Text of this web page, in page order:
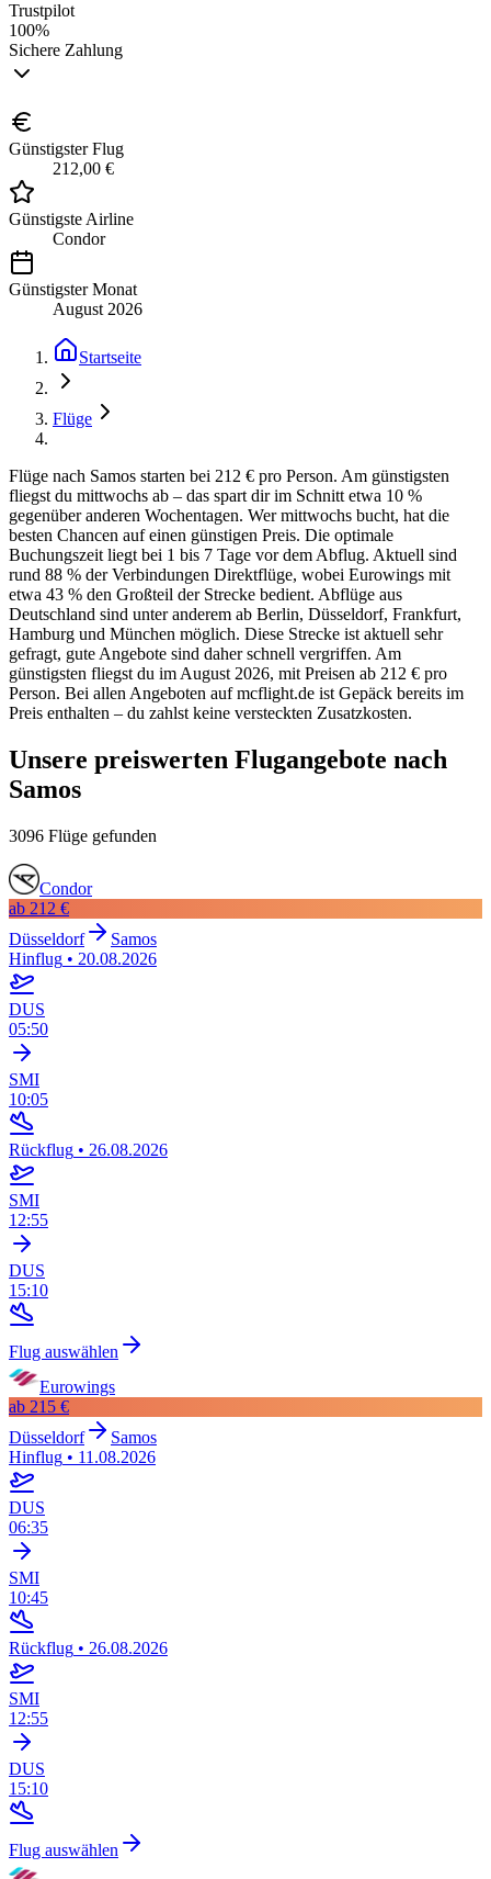
Trustpilot
100%
Sichere Zahlung
Günstigster Flug
212,00 €
Günstigste Airline
Condor
Günstigster Monat
August 2026
Startseite
Flüge
Flüge nach Samos starten bei 212 € pro Person. Am günstigsten
fliegst du mittwochs ab – das spart dir im Schnitt etwa 10 %
gegenüber anderen Wochentagen. Wer mittwochs bucht, hat die
besten Chancen auf einen günstigen Preis. Die optimale
Buchungszeit liegt bei 1 bis 7 Tage vor dem Abflug. Aktuell sind
rund 88 % der Verbindungen Direktflüge, wobei Eurowings mit
etwa 43 % den Großteil der Strecke bedient. Abflüge aus
Deutschland sind unter anderem ab Berlin, Düsseldorf, Frankfurt,
Hamburg und München möglich. Diese Strecke ist aktuell sehr
gefragt, gute Angebote sind daher schnell vergriffen. Am
günstigsten fliegst du im August 2026, mit Preisen ab 212 € pro
Person. Bei allen Angeboten auf mcflight.de ist Gepäck bereits im
Preis enthalten – du zahlst keine versteckten Zusatzkosten.
Unsere preiswerten Flugangebote nach
Samos
3096 Flüge gefunden
Condor
ab 212 €
Düsseldorf
Samos
Hinflug • 20.08.2026
DUS
05:50
SMI
10:05
Rückflug • 26.08.2026
SMI
12:55
DUS
15:10
Flug auswählen
Eurowings
ab 215 €
Düsseldorf
Samos
Hinflug • 11.08.2026
DUS
06:35
SMI
10:45
Rückflug • 26.08.2026
SMI
12:55
DUS
15:10
Flug auswählen